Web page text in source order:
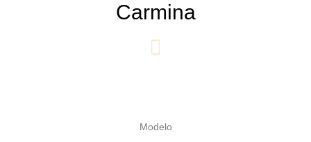
Carmina
Modelo